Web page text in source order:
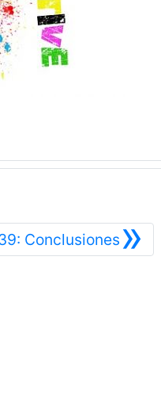
»
Conclusiones